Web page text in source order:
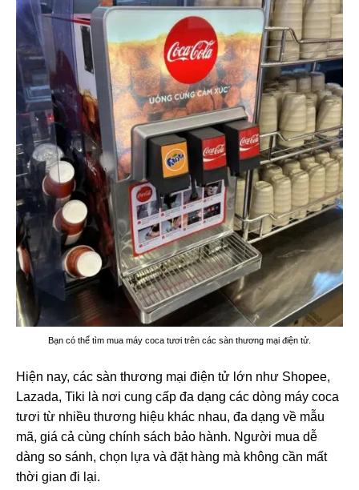
Bạn có thể tìm mua máy coca tươi trên các sàn thương mại điện tử.
Hiện nay, các sàn thương mại điện tử lớn như Shopee,
Lazada, Tiki là nơi cung cấp đa dạng các dòng máy coca
tươi từ nhiều thương hiệu khác nhau, đa dạng về mẫu
mã, giá cả cùng chính sách bảo hành. Người mua dễ
dàng so sánh, chọn lựa và đặt hàng mà không cần mất
thời gian đi lại.